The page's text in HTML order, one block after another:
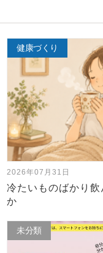
健康づくり
2026年07月31日
冷たいものばかり飲
か
わく
未分類